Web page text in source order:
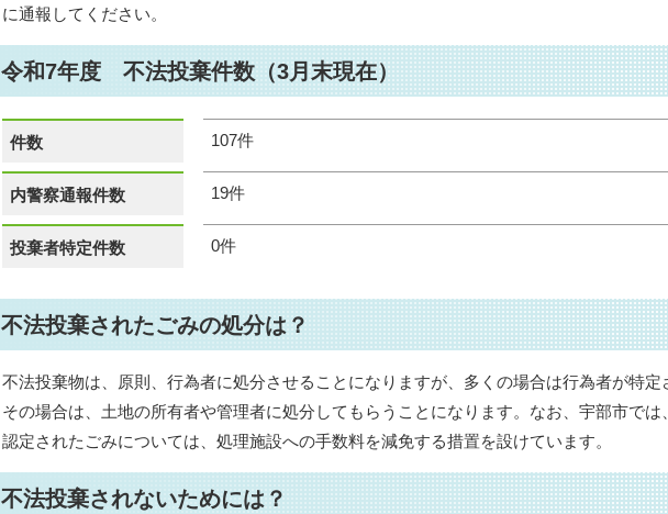
に通報してください。
令和7年度 不法投棄件数（3月末現在）
件数 107件
内警察通報件数 19件
投棄者特定件数 0件
不法投棄されたごみの処分は？
不法投棄物は、原則、行為者に処分させることになりますが、多くの場合は行為者が特定
その場合は、土地の所有者や管理者に処分してもらうことになります。なお、宇部市では
認定されたごみについては、処理施設への手数料を減免する措置を設けています。
不法投棄されないためには？